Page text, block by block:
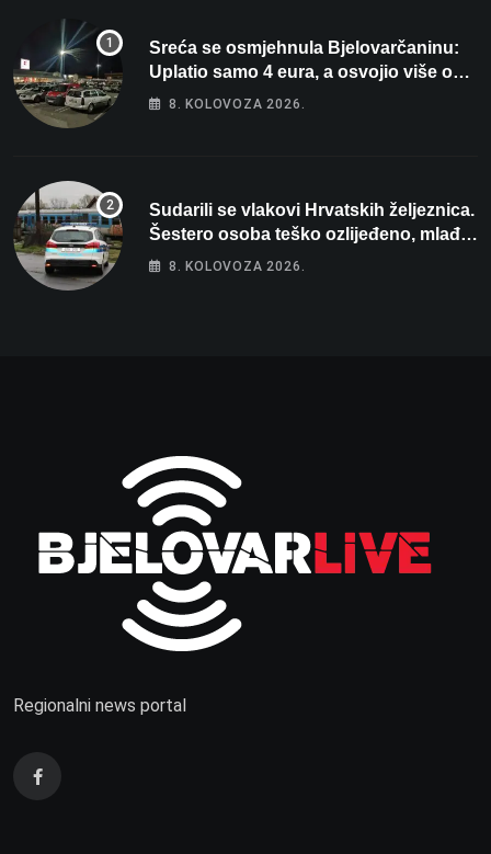
Sreća se osmjehnula Bjelovarčaninu:
Uplatio samo 4 eura, a osvojio više od
80 tisuća eura
8. KOLOVOZA 2026.
Sudarili se vlakovi Hrvatskih željeznica.
Šestero osoba teško ozlijeđeno, mlađa
žena na intenzivnoj
8. KOLOVOZA 2026.
Regionalni news portal